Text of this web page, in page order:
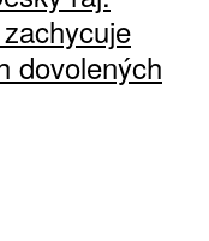
dovolených